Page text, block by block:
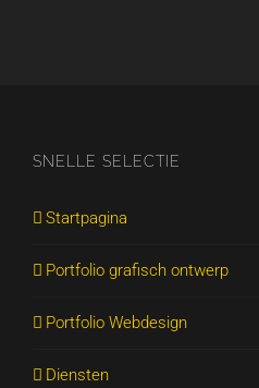
SNELLE SELECTIE
Startpagina
Portfolio grafisch ontwerp
Portfolio Webdesign
Diensten